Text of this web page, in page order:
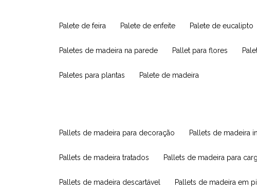
palete de feira palete de enfeite palete de eucalipto
paletes de madeira na parede pallet para flores
paletes para plantas palete de madeira
pallets de madeira para decoração pallets de madeira
pallets de madeira tratados pallets de madeira para
pallets de madeira descartável pallets de madeira em